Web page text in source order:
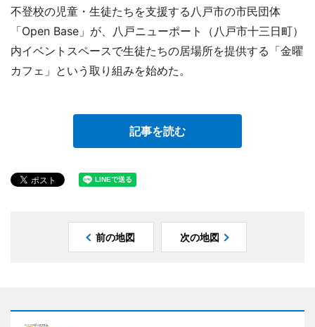
不登校の児童・生徒たちを支援する八戸市の市民団体
「Open Base」が、八戸ニューポート（八戸市十三日町）
内イベントスペースで生徒たちの居場所を提供する「金曜
カフェ」という取り組みを始めた。
記事を読む
前の地図 次の地図